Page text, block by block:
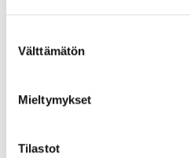
valinta
Välttämätön
Mieltymykset
Tilastot